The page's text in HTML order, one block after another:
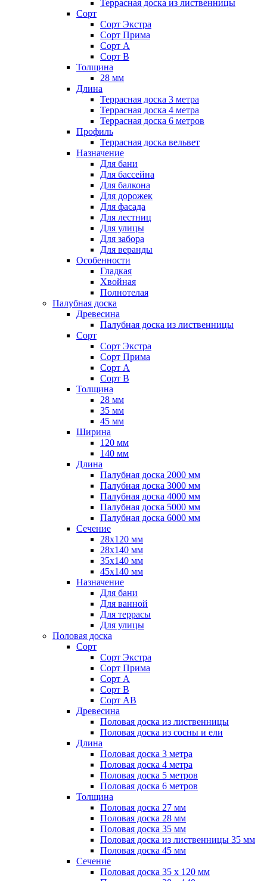
Террасная доска из лиственницы
Сорт
Сорт Экстра
Сорт Прима
Сорт А
Сорт В
Толщина
28 мм
Длина
Террасная доска 3 метра
Террасная доска 4 метра
Террасная доска 6 метров
Профиль
Террасная доска вельвет
Назначение
Для бани
Для бассейна
Для балкона
Для дорожек
Для фасада
Для лестниц
Для улицы
Для забора
Для веранды
Особенности
Гладкая
Хвойная
Полнотелая
Палубная доска
Древесина
Палубная доска из лиственницы
Сорт
Сорт Экстра
Сорт Прима
Сорт A
Сорт B
Толщина
28 мм
35 мм
45 мм
Ширина
120 мм
140 мм
Длина
Палубная доска 2000 мм
Палубная доска 3000 мм
Палубная доска 4000 мм
Палубная доска 5000 мм
Палубная доска 6000 мм
Сечение
28х120 мм
28х140 мм
35х140 мм
45х140 мм
Назначение
Для бани
Для ванной
Для террасы
Для улицы
Половая доска
Сорт
Сорт Экстра
Сорт Прима
Сорт А
Сорт В
Сорт АВ
Древесина
Половая доска из лиственницы
Половая доска из сосны и ели
Длина
Половая доска 3 метра
Половая доска 4 метра
Половая доска 5 метров
Половая доска 6 метров
Толщина
Половая доска 27 мм
Половая доска 28 мм
Половая доска 35 мм
Половая доска из лиственницы 35 мм
Половая доска 45 мм
Сечение
Половая доска 35 х 120 мм